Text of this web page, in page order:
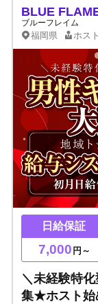
BLUE
ブルーフレイム
福岡県 ホス
日給保証
7,000 円～
＼未経験特
集★ホスト始